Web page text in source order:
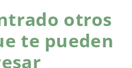
otros
te pueden